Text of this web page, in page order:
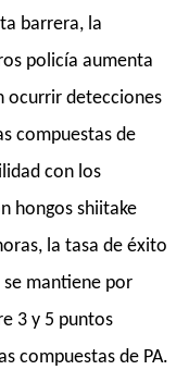
barrera, la
policía aumenta
ocurrir detecciones
compuestas de
con los
hongos shiitake
la tasa de éxito
mantiene por
3 y 5 puntos
compuestas de PA.